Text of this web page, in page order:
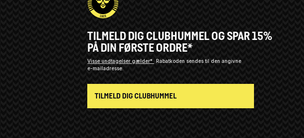
TILMELD DIG CLUBHUMMEL OG SPAR 15%
PÅ DIN FØRSTE ORDRE*
Visse undtagelser gælder*
Rabatkoden sendes til den angivne
e-mailadresse.
TILMELD DIG CLUBHUMMEL